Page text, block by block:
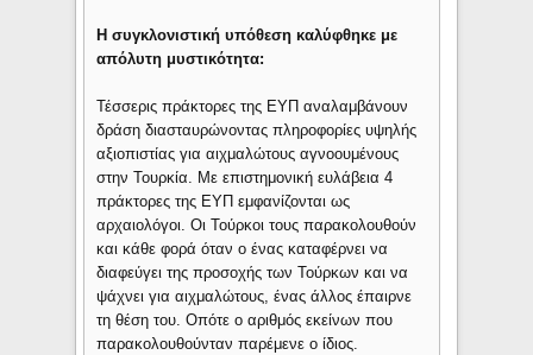
Η συγκλονιστική υπόθεση καλύφθηκε με
απόλυτη μυστικότητα:
Τέσσερις πράκτορες της ΕΥΠ αναλαμβάνουν
δράση διασταυρώνοντας πληροφορίες υψηλής
αξιοπιστίας για αιχμαλώτους αγνοουμένους
στην Τουρκία. Με επιστημονική ευλάβεια 4
πράκτορες της ΕΥΠ εμφανίζονται ως
αρχαιολόγοι. Οι Τούρκοι τους παρακολουθούν
και κάθε φορά όταν ο ένας καταφέρνει να
διαφεύγει της προσοχής των Τούρκων και να
ψάχνει για αιχμαλώτους, ένας άλλος έπαιρνε
τη θέση του. Οπότε ο αριθμός εκείνων που
παρακολουθούνταν παρέμενε ο ίδιος.